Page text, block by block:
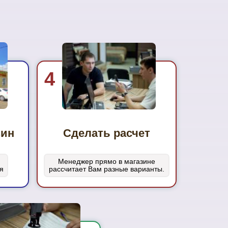
4
Сделать расчет
Менеджер прямо в магазине
рассчитает Вам разные варианты.